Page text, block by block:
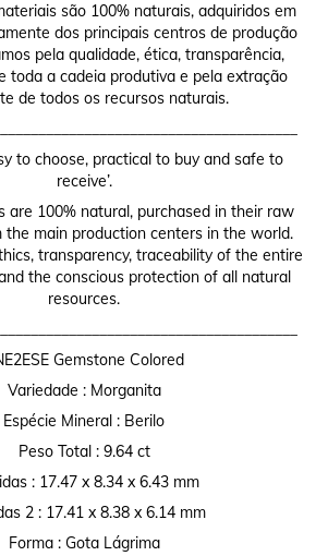
são 100% naturais, adquiridos em
dos principais centros de produção
pela qualidade, ética, transparência,
toda a cadeia produtiva e pela extração
de todos os recursos naturais.
to choose, practical to buy and safe to
receive’.
are 100% natural, purchased in their raw
main production centers in the world.
transparency, traceability of the entire
the conscious protection of all natural
resources.
Gemstone Colored
Variedade : Morganita
Espécie Mineral : Berilo
Peso Total : 9.64 ct
: 17.47 x 8.34 x 6.43 mm
2 : 17.41 x 8.38 x 6.14 mm
Forma : Gota Lágrima